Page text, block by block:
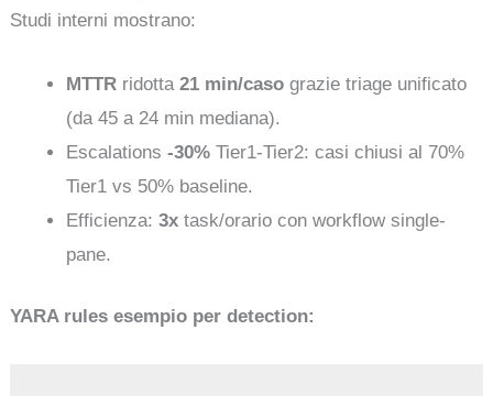
Studi interni mostrano:
MTTR ridotta21 min/caso grazie triage unificato
(da 45 a 24 min mediana).
Escalations-30% Tier1-Tier2: casi chiusi al 70%
Tier1 vs 50% baseline.
Efficienza:3x task/orario con workflow single-
pane.
YARA rules esempio per detection: